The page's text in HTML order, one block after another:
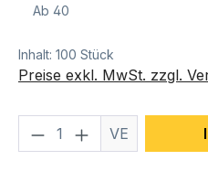
Ab 40
Inhalt: 100 Stück
Preise exkl. MwSt. zzgl.
Produkt Anzahl:
VE